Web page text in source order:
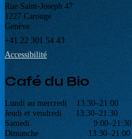
Rue Saint-Joseph 47
1227 Carouge
Genève
+41 22 301 54 43
Accessibilité
Café du Bio
Lundi au mercredi 13:30–21:00
Jeudi et vendredi 13:30–21:30
Samedi 9:00–21:30
Dimanche 13:30–21:00